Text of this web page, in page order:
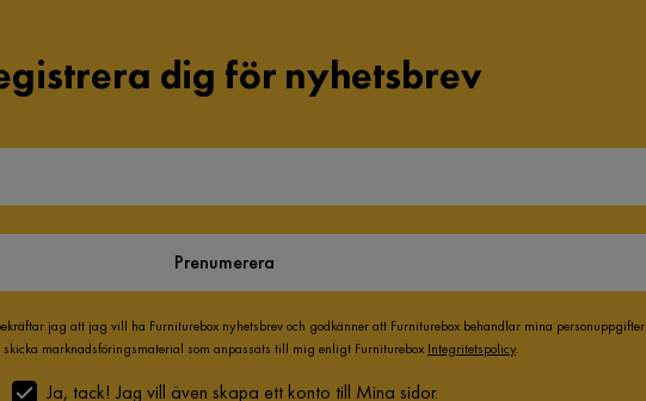
dig för nyhetsbrev
Prenumerera
jag att jag vill ha Furniturebox nyhetsbrev och godkänner att Furniturebox behandlar mina personuppgifter
marknadsföringsmaterial som anpassats till mig enligt Furniturebox Integritetspolicy.
Ja, tack! Jag vill även skapa ett konto till Mina sidor.